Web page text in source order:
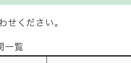
ください。
一覧